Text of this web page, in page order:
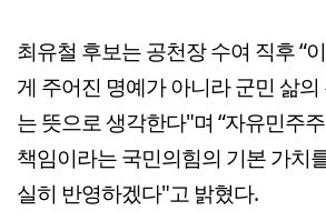
최유철 후보는 공천장 수여 직후 “
게 주어진 명예가 아니라 군민 삶
는 뜻으로 생각한다"며 “자유민주
책임이라는 국민의힘의 기본 가치
실히 반영하겠다"고 밝혔다.